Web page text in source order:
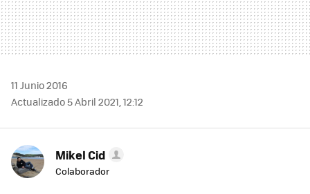
11 Junio 2016
Actualizado 5 Abril 2021, 12:12
Mikel Cid
Colaborador